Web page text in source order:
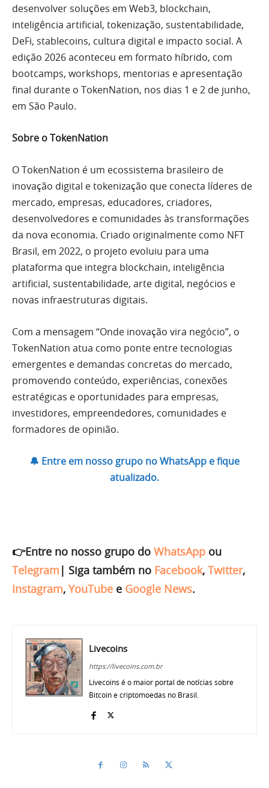
desenvolver soluções em Web3, blockchain,
inteligência artificial, tokenização, sustentabilidade,
DeFi, stablecoins, cultura digital e impacto social. A
edição 2026 aconteceu em formato híbrido, com
bootcamps, workshops, mentorias e apresentação
final durante o TokenNation, nos dias 1 e 2 de junho,
em São Paulo.
Sobre o TokenNation
O TokenNation é um ecossistema brasileiro de
inovação digital e tokenização que conecta líderes de
mercado, empresas, educadores, criadores,
desenvolvedores e comunidades às transformações
da nova economia. Criado originalmente como NFT
Brasil, em 2022, o projeto evoluiu para uma
plataforma que integra blockchain, inteligência
artificial, sustentabilidade, arte digital, negócios e
novas infraestruturas digitais.
Com a mensagem “Onde inovação vira negócio”, o
TokenNation atua como ponte entre tecnologias
emergentes e demandas concretas do mercado,
promovendo conteúdo, experiências, conexões
estratégicas e oportunidades para empresas,
investidores, empreendedores, comunidades e
formadores de opinião.
🔔 Entre em nosso grupo no WhatsApp e fique
atualizado.
👉Entre no nosso grupo do WhatsApp ou
Telegram | Siga também no Facebook, Twitter,
Instagram, YouTube e Google News.
Livecoins
https://livecoins.com.br
Livecoins é o maior portal de notícias sobre
Bitcoin e criptomoedas no Brasil.